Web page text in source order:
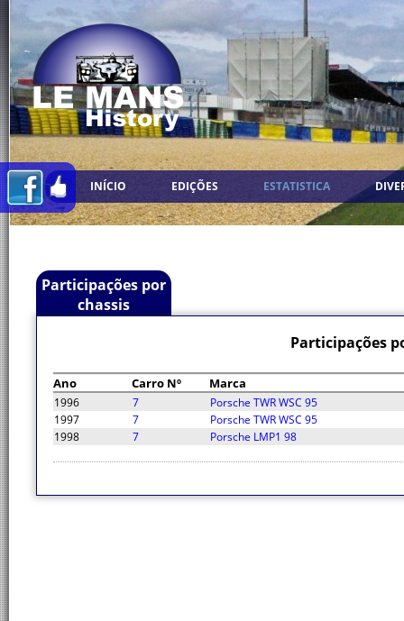
INÍCIO EDIÇÕES ESTATISTICA
Participações por
chassis
Participações
Ano Carro Nº Marca
1996 7
Porsche TWR WSC 95
1997
7
Porsche TWR WSC 95
1998
7 Porsche LMP1 98